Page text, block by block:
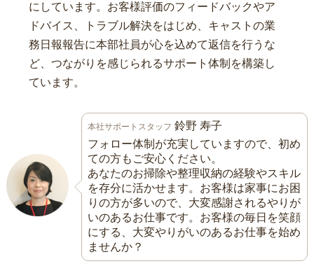
にしています。お客様評価のフィードバックやア
ドバイス、トラブル解決をはじめ、キャストの業
務日報報告に本部社員が心を込めて返信を行うな
ど、つながりを感じられるサポート体制を構築し
ています。
本社サポートスタッフ 鈴野 寿子
フォロー体制が充実していますので、初め
ての方もご安心ください。
あなたのお掃除や整理収納の経験やスキル
を存分に活かせます。お客様は家事にお困
りの方が多いので、大変感謝されるやりが
いのあるお仕事です。お客様の毎日を笑顔
にする、大変やりがいのあるお仕事を始め
ませんか？